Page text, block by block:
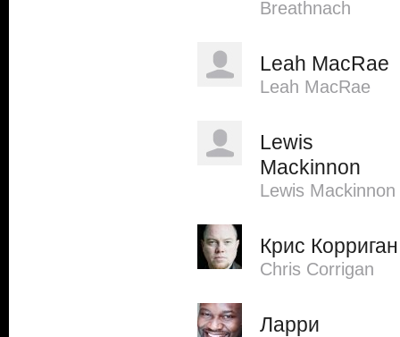
Breathnach
Leah MacRae
Leah MacRae
Lewis
Mackinnon
Lewis Mackinnon
Крис Корриган
Chris Corrigan
Ларри